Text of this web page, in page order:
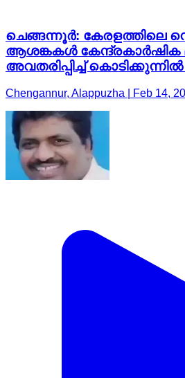
ചെങ്ങന്നൂർ: കേരളത്തിലെ
ആശങ്കകൾ കേന്ദ്രകാർഷിക
അവതരിപ്പിച്ച്
Chengannur, Alappuzha | Feb 14,